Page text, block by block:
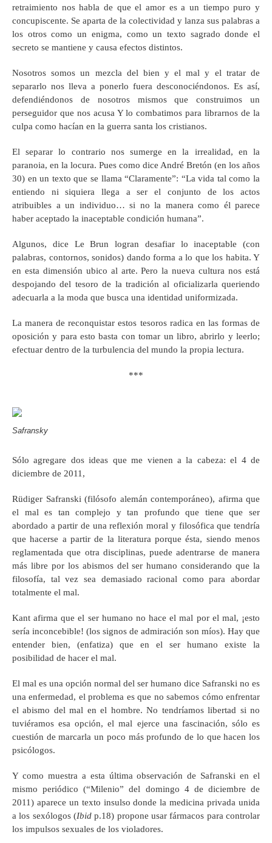
retraimiento nos habla de que el amor es a un tiempo puro y
concupiscente. Se aparta de la colectividad y lanza sus palabras a
los otros como un enigma, como un texto sagrado donde el
secreto se mantiene y causa efectos distintos.
Nosotros somos un mezcla del bien y el mal y el tratar de
separarlo nos lleva a ponerlo fuera desconociéndonos. Es así,
defendiéndonos de nosotros mismos que construimos un
perseguidor que nos acusa Y lo combatimos para librarnos de la
culpa como hacían en la guerra santa los cristianos.
El separar lo contrario nos sumerge en la irrealidad, en la
paranoia, en la locura. Pues como dice André Bretón (en los años
30) en un texto que se llama “Claramente”: “La vida tal como la
entiendo ni siquiera llega a ser el conjunto de los actos
atribuibles a un individuo… si no la manera como él parece
haber aceptado la inaceptable condición humana”.
Algunos, dice Le Brun logran desafiar lo inaceptable (con
palabras, contornos, sonidos) dando forma a lo que los habita. Y
en esta dimensión ubico al arte. Pero la nueva cultura nos está
despojando del tesoro de la tradición al oficializarla queriendo
adecuarla a la moda que busca una identidad uniformizada.
La manera de reconquistar estos tesoros radica en las formas de
oposición y para esto basta con tomar un libro, abrirlo y leerlo;
efectuar dentro de la turbulencia del mundo la propia lectura.
***
Safransky
Sólo agregare dos ideas que me vienen a la cabeza: el 4 de
diciembre de 2011,
Rüdiger Safranski (filósofo alemán contemporáneo), afirma que
el mal es tan complejo y tan profundo que tiene que ser
abordado a partir de una reflexión moral y filosófica que tendría
que hacerse a partir de la literatura porque ésta, siendo menos
reglamentada que otra disciplinas, puede adentrarse de manera
más libre por los abismos del ser humano considerando que la
filosofía, tal vez sea demasiado racional como para abordar
totalmente el mal.
Kant afirma que el ser humano no hace el mal por el mal, ¡esto
sería inconcebible! (los signos de admiración son míos). Hay que
entender bien, (enfatiza) que en el ser humano existe la
posibilidad de hacer el mal.
El mal es una opción normal del ser humano dice Safranski no es
una enfermedad, el problema es que no sabemos cómo enfrentar
el abismo del mal en el hombre. No tendríamos libertad si no
tuviéramos esa opción, el mal ejerce una fascinación, sólo es
cuestión de marcarla un poco más profundo de lo que hacen los
psicólogos.
Y como muestra a esta última observación de Safranski en el
mismo periódico (“Milenio” del domingo 4 de diciembre de
2011) aparece un texto insulso donde la medicina privada unida
a los sexólogos (Ibid p.18) propone usar fármacos para controlar
los impulsos sexuales de los violadores.